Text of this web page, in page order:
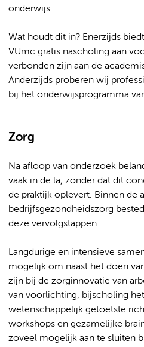
onderwijs.
Wat houdt dit in? Enerzijds
VUmc gratis nascholing aan
verbonden zijn aan de
Anderzijds proberen wij
bij het onderwijsprogramma
Zorg
Na afloop van onderzoek
vaak in de la, zonder dat dit
de praktijk oplevert. Binnen de
bedrijfsgezondheidszorg
deze vervolgstappen.
Langdurige en intensieve
mogelijk om naast het doen
zijn bij de zorginnovatie van
van voorlichting, bijscholing
wetenschappelijk getoetste
workshops en gezamelijke
zoveel mogelijk aan te sluiten